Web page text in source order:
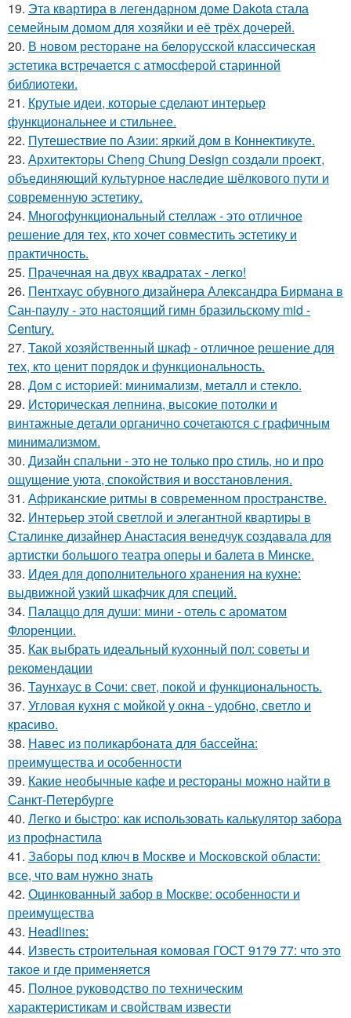
19. Эта квартира в легендарном доме Dakota стала
семейным домом для хозяйки и её трёх дочерей.
20. В новом ресторане на белорусской классическая
эстетика встречается с атмосферой старинной
библиотеки.
21. Крутые идеи, которые сделают интерьер
функциональнее и стильнее.
22. Путешествие по Азии: яркий дом в Коннектикуте.
23. Архитекторы Cheng Chung Design создали проект,
объединяющий культурное наследие шёлкового пути и
современную эстетику.
24. Многофункциональный стеллаж - это отличное
решение для тех, кто хочет совместить эстетику и
практичность.
25. Прачечная на двух квадратах - легко!
26. Пентхаус обувного дизайнера Александра Бирмана в
Сан-паулу - это настоящий гимн бразильскому mid -
Century.
27. Такой хозяйственный шкаф - отличное решение для
тех, кто ценит порядок и функциональность.
28. Дом с историей: минимализм, металл и стекло.
29. Историческая лепнина, высокие потолки и
винтажные детали органично сочетаются с графичным
минимализмом.
30. Дизайн спальни - это не только про стиль, но и про
ощущение уюта, спокойствия и восстановления.
31. Африканские ритмы в современном пространстве.
32. Интерьер этой светлой и элегантной квартиры в
Сталинке дизайнер Анастасия венедчук создавала для
артистки большого театра оперы и балета в Минске.
33. Идея для дополнительного хранения на кухне:
выдвижной узкий шкафчик для специй.
34. Палаццо для души: мини - отель с ароматом
Флоренции.
35. Как выбрать идеальный кухонный пол: советы и
рекомендации
36. Таунхаус в Сочи: свет, покой и функциональность.
37. Угловая кухня с мойкой у окна - удобно, светло и
красиво.
38. Навес из поликарбоната для бассейна:
преимущества и особенности
39. Какие необычные кафе и рестораны можно найти в
Санкт-Петербурге
40. Легко и быстро: как использовать калькулятор забора
из профнастила
41. Заборы под ключ в Москве и Московской области:
все, что вам нужно знать
42. Оцинкованный забор в Москве: особенности и
преимущества
43. Headlines:
44. Известь строительная комовая ГОСТ 9179 77: что это
такое и где применяется
45. Полное руководство по техническим
характеристикам и свойствам извести